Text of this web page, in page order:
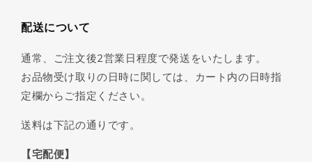
配送について
通常、ご注文後2営業日程度で発送をいたします。
お品物受け取りの日時に関しては、カート内の日時指
定欄からご指定ください。
送料は下記の通りです。
【宅配便】